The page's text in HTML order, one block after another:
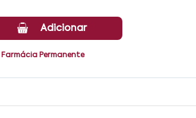
Adicionar
Farmácia Permanente